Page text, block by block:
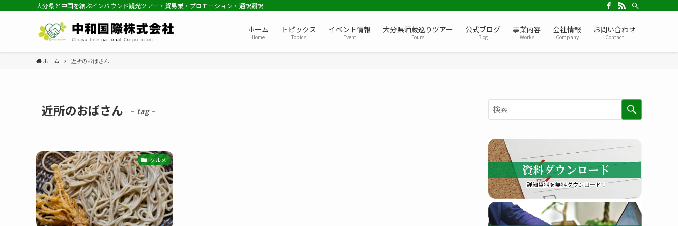
大分県と中国を結ぶインバウンド観光ツアー・貿易業・プロモーション・通訳翻訳
ホーム
Home
トピックス
Topics
イベント情報
Event
大分県酒蔵巡りツアー
Tours
公式ブログ
Blog
事業内容
Works
会社情報
Company
お問い合わせ
Contact
ホーム 近所のおばさん
近所のおばさん – tag –
グルメ
索